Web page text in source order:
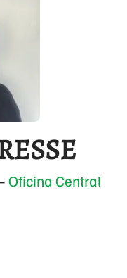
Oficina Central